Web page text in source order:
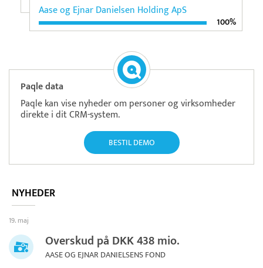
Aase og Ejnar Danielsen Holding ApS
100%
Paqle data
Paqle kan vise nyheder om personer og virksomheder
direkte i dit CRM-system.
BESTIL DEMO
NYHEDER
19. maj
Overskud på DKK 438 mio.
AASE OG EJNAR DANIELSENS FOND